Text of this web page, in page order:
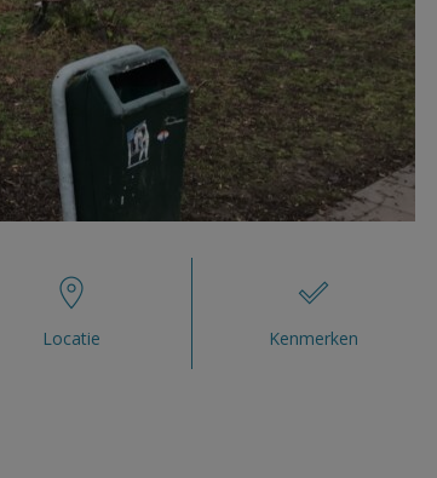
Locatie Kenmerken